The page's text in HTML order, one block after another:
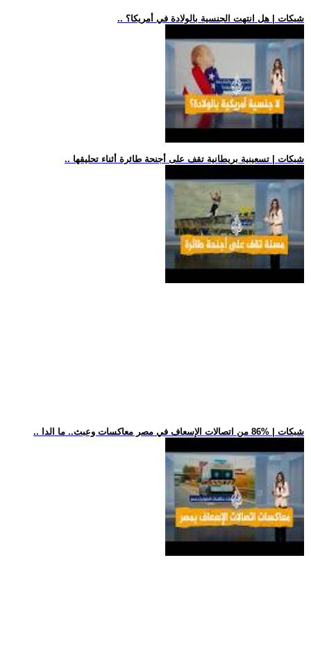
.. شبكات | هل انتهت الجنسية بالولادة في أمريكا؟
.. شبكات | تسعينية بريطانية تقف على أجنحة طائرة أثناء تحليقها
.. شبكات | %86 من اتصالات الإسعاف في مصر معاكسات وعبث.. ما الدا